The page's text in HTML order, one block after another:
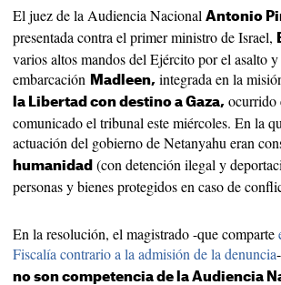
El juez de la Audiencia Nacional Antonio
presentada contra el primer ministro de Israel,
varios altos mandos del Ejército por el asalto
embarcación Madleen, integrada en la
la Libertad con destino a Gaza, ocurrido
comunicado el tribunal este miércoles. En la
actuación del gobierno de Netanyahu eran
humanidad (con detención ilegal y
personas y bienes protegidos en caso de
En la resolución, el magistrado -que comparte
Fiscalía contrario a la admisión de la denuncia
no son competencia de la Audiencia